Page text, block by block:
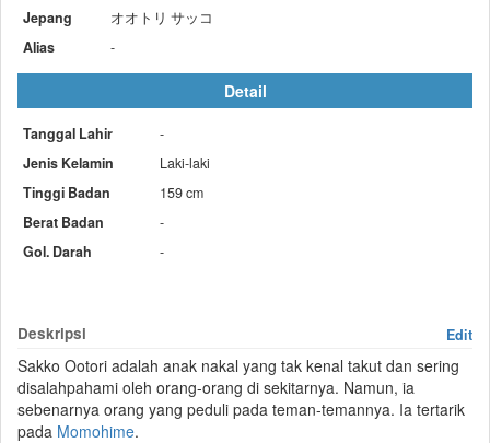
Jepang
オオトリ サッコ
Alias
-
Detail
Tanggal Lahir
-
Jenis Kelamin
Laki-laki
Tinggi Badan
159 cm
Berat Badan
-
Gol. Darah
-
Deskripsi Edit
Sakko Ootori adalah anak nakal yang tak kenal takut dan sering
disalahpahami oleh orang-orang di sekitarnya. Namun, ia
sebenarnya orang yang peduli pada teman-temannya. Ia tertarik
pada Momohime.